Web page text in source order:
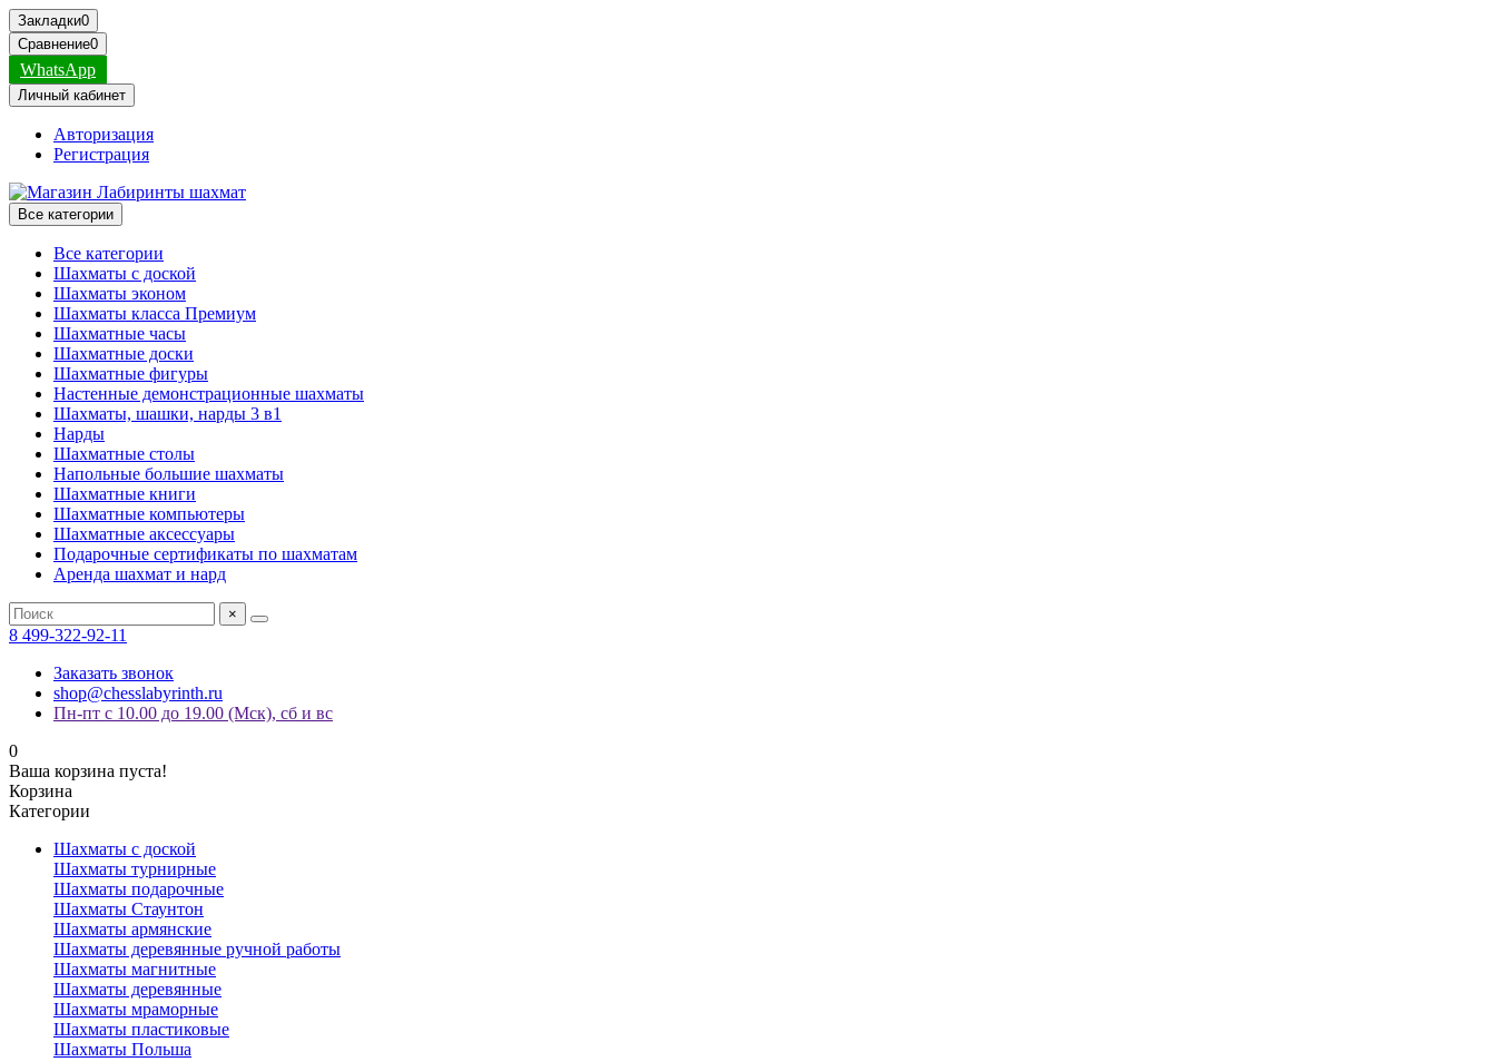
Закладки0
Сравнение0
WhatsApp
Личный кабинет
Авторизация
Регистрация
Все категории
Все категории
Шахматы с доской
Шахматы эконом
Шахматы класса Премиум
Шахматные часы
Шахматные доски
Шахматные фигуры
Настенные демонстрационные шахматы
Шахматы, шашки, нарды 3 в1
Нарды
Шахматные столы
Напольные большие шахматы
Шахматные книги
Шахматные компьютеры
Шахматные аксессуары
Подарочные сертификаты по шахматам
Аренда шахмат и нард
×
8 499-322-92-11
Заказать звонок
shop@chesslabyrinth.ru
Пн-пт с 10.00 до 19.00 (Мск), сб и вс
0
Ваша корзина пуста!
Корзина
Категории
Шахматы с доской
Шахматы турнирные
Шахматы подарочные
Шахматы Стаунтон
Шахматы армянские
Шахматы деревянные ручной работы
Шахматы магнитные
Шахматы деревянные
Шахматы мраморные
Шахматы пластиковые
Шахматы Польша